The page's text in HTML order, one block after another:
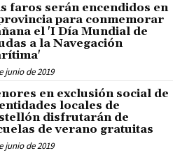
faros serán encendidos en
para conmemorar
el 'I Día Mundial de
a la Navegación
junio de 2019
en exclusión social de
locales de
disfrutarán de
de verano gratuitas
junio de 2019